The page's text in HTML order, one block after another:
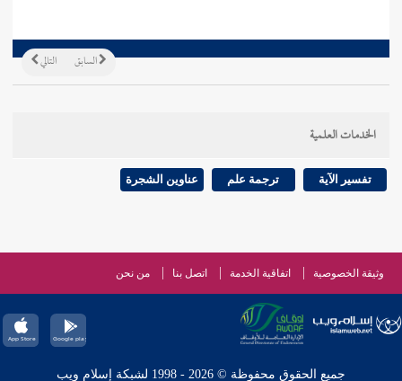
التالي السابق
الخدمات العلمية
تفسير الآية ترجمة علم عناوين الشجرة
وثيقة الخصوصية اتفاقية الخدمة اتصل بنا من نحن
جميع الحقوق محفوظة © 2026 - 1998 لشبكة إسلام ويب